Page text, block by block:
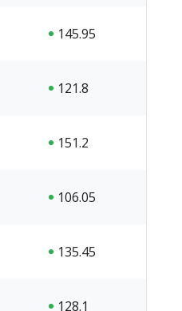
145.95
121.8
151.2
106.05
135.45
128.1